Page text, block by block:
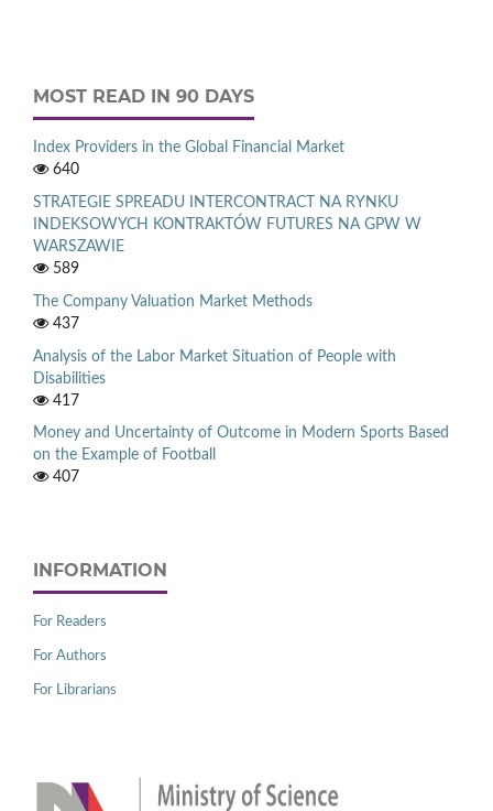
MOST READ IN 90 DAYS
Index Providers in the Global Financial Market
640
STRATEGIE SPREADU INTERCONTRACT NA RYNKU
INDEKSOWYCH KONTRAKTÓW FUTURES NA GPW W
WARSZAWIE
589
The Company Valuation Market Methods
437
Analysis of the Labor Market Situation of People with
Disabilities
417
Money and Uncertainty of Outcome in Modern Sports Based
on the Example of Football
407
INFORMATION
For Readers
For Authors
For Librarians